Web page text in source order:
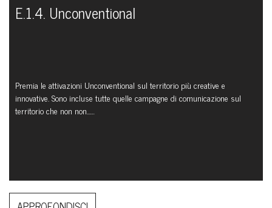
E.1.4. Unconventional
Premia le attivazioni Unconventional sul territorio più creative e
innovative. Sono incluse tutte quelle campagne di comunicazione sul
territorio che non non...…